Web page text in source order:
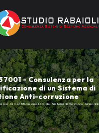
Salta
al
contenuto
- Consulenza per la
di un Sistema di
Anti-corruzione
per la Certificazione ISO dei Sistemi di Gestione Aziendali